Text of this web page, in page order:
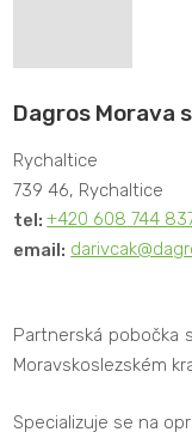
Dagros Morava
Rychaltice
739 46, Rychaltice
tel:+420 608 744
email:
Partnerská pobočka
Moravskoslezském
Specializuje se na